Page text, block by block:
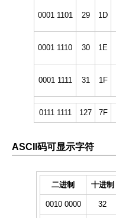
0001 1101 29 1D
0001 1110 30 1E
0001 1111 31 1F
0111 1111 127 7F
ASCII码可显示字符
二进制 十进制
0010 0000 32